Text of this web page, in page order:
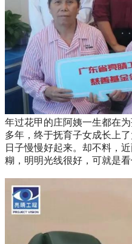
年过花甲的庄阿姨一生都在
多年，终于抚育子女成长上
日子慢慢好起来。却不料，
糊，明明光线很好，可就是